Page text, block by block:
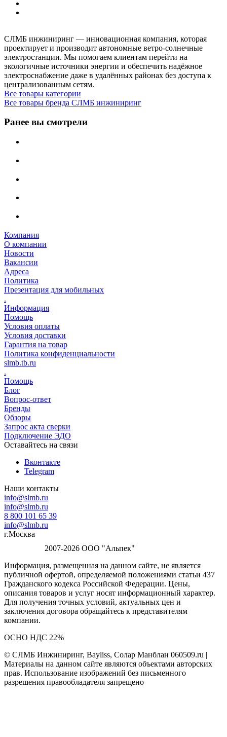
СЛМБ инжиниринг — инновационная компания, которая
проектирует и производит автономные ветро‑солнечные
электростанции. Мы помогаем клиентам перейти на
экологичные источники энергии и обеспечить надёжное
электроснабжение даже в удалённых районах без доступа к
централизованным сетям.
Все товары категории
Все товары бренда СЛМБ инжиниринг
Ранее вы смотрели
Компания
О компании
Новости
Вакансии
Адреса
Политика
Презентация для мобильных
.
Информация
Помощь
Условия оплаты
Условия доставки
Гарантия на товар
Политика конфиденциальности
slmb.tb.ru
.
Помощь
Блог
Вопрос-ответ
Бренды
Обзоры
Запрос акта сверки
Подключение ЭДО
Оставайтесь на связи
Вконтакте
Telegram
Наши контакты
info@slmb.ru
info@slmb.ru
8 800 101 65 39
info@slmb.ru
г.Москва
2007-2026 ООО "Альпек"
Информация, размещенная на данном сайте, не является
публичной офертой, определяемой положениями статьи 437
Гражданского кодекса Российской Федерации. Цены,
описания товаров и услуг носят информационный характер.
Для получения точных условий, актуальных цен и
заключения договора обращайтесь к представителям
компании.
ОСНО НДС 22%
© СЛМБ Инжиниринг, Bayliss, Солар Манблан 060509.ru |
Материалы на данном сайте являются объектами авторских
прав. Использование изображений без письменного
разрешения правообладателя запрещено